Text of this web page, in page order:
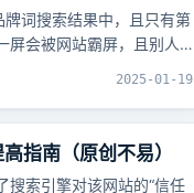
词搜索结果中，且只有第
屏会被网站霸屏，且别人
2025-01-19
指南（原创不易）
搜索引擎对该网站的“信任